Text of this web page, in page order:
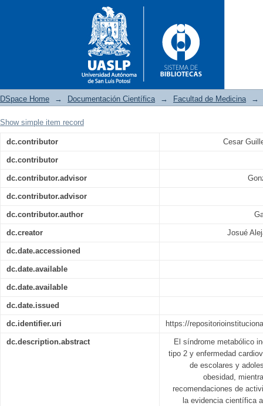
Sedentarismo y síndrome
DSpace Home → Documentación Científica → Facultad de Medicina →
Show simple item record
dc.contributor Cesar
dc.contributor
dc.contributor.advisor
dc.contributor.advisor
dc.contributor.author
dc.creator Josué
dc.date.accessioned
dc.date.available
dc.date.available
dc.date.issued
dc.identifier.uri https://
dc.description.abstract
El síndrome metabólico
tipo 2 y enfermedad
de escolares y
obesidad,
recomendaciones de
la evidencia científica